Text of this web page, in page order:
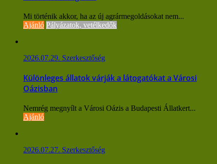
Mi történik akkor, ha az új agrármegoldásokat nem...
Ajánló Pályázatok, vetélkedők
2026.07.29. Szerkesztőség
Különleges állatok várják a látogatókat a Városi
Oázisban
Nemrég megnyílt a Városi Oázis a Budapesti Állatkert...
Ajánló
2026.07.27. Szerkesztőség